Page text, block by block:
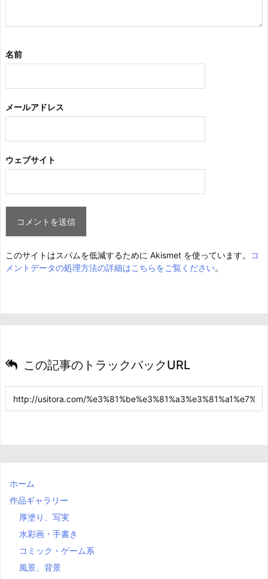
名前
メールアドレス
ウェブサイト
このサイトはスパムを低減するために Akismet を使っています。
コ
メントデータの処理方法の詳細はこちらをご覧ください。
この記事のトラックバックURL
ホーム
作品ギャラリー
厚塗り、写実
水彩画・手書き
コミック・ゲーム系
風景、背景